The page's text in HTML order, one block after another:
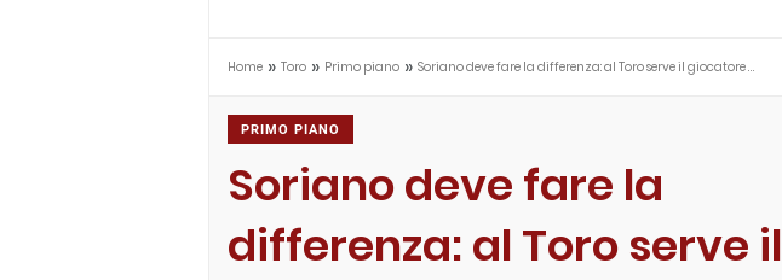
Home » Toro » Primo piano » Soriano deve fare la differenza: al Toro serve il giocatore …
PRIMO PIANO
Soriano deve fare la
differenza: al Toro serve il